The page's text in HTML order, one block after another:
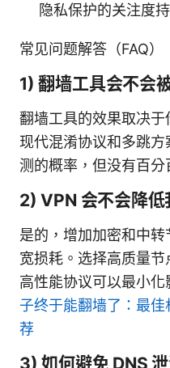
隐私保护的关注度
常见问题解答（FAQ）
1) 翻墙工具会不会
翻墙工具的效果取决于
现代混淆协议和多跳
测的概率，但没有百分
2) VPN 会不会降低
是的，增加加密和中
宽损耗。选择高质量
高性能协议可以最小化
子终于能翻墙了：最
荐
3) 如何避免 DNS 泄